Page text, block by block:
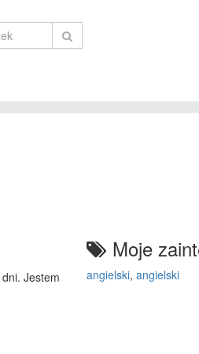
dni. Jestem
Moje
angielski, angielski